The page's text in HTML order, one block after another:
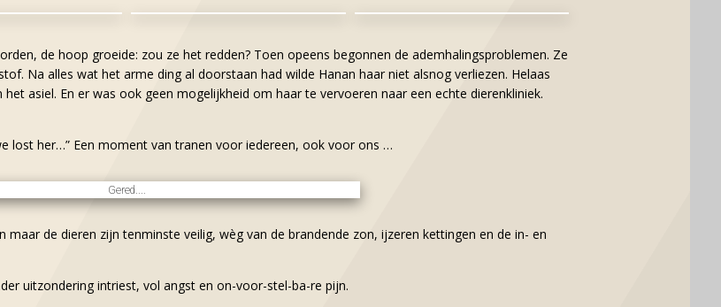
de hoop groeide: zou ze het redden? Toen opeens begonnen de ademhalingsproblemen. Ze
Na alles wat het arme ding al doorstaan had wilde Hanan haar niet alsnog verliezen. Helaas
asiel. En er was ook geen mogelijkheid om haar te vervoeren naar een echte dierenkliniek.
lost her…” Een moment van tranen voor iedereen, ook voor ons …
Gered....
de dieren zijn tenminste veilig, wèg van de brandende zon, ijzeren kettingen en de in- en
uitzondering intriest, vol angst en on-voor-stel-ba-re pijn.